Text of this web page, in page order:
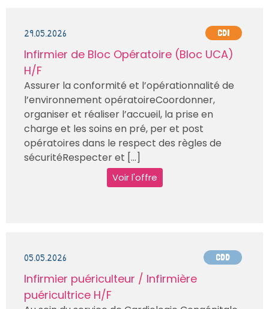
29.05.2026 CDI
Infirmier de Bloc Opératoire (Bloc UCA)
H/F
Assurer la conformité et l’opérationnalité de
l’environnement opératoireCoordonner,
organiser et réaliser l’accueil, la prise en
charge et les soins en pré, per et post
opératoires dans le respect des règles de
sécuritéRespecter et [...]
Voir l'offre
05.05.2026 CDD
Infirmier puériculteur / Infirmière
puéricultrice H/F